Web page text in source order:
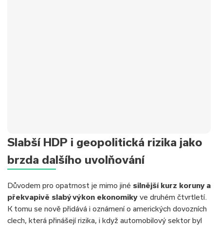
✅ Úrok
od 4,69 %
✅Hodnota nemovitosti: 3 800 000 Kč
✅Doba splácení:
✅Výše úvěru:
3 500 000 Kč
✅Měsíční splátka:
18 131 Kč
Slabší HDP i geopolitická rizika jako
brzda dalšího uvolňování
Důvodem pro opatrnost je mimo jiné silnější kurz koruny a
překvapivě slabý výkon ekonomiky ve druhém čtvrtletí.
K tomu se nově přidává i oznámení o amerických dovozních
clech, která přinášejí rizika, i když automobilový sektor byl